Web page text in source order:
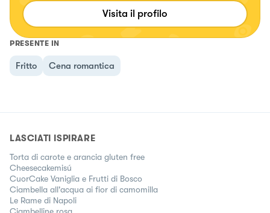
ricette con erbe e fiori, confetture e liquori. Seguitemi!!!!
Su... #fattierifattiamodomioVisita il profilo
PRESENTE IN
Fritto Cena romantica
LASCIATI ISPIRARE
Torta di carote e arancia gluten free
Cheesecakemisú
CuorCake Vaniglia e Frutti di Bosco
Ciambella all'acqua ai fior di camomilla
Le Rame di Napoli
Ciambelline rosa